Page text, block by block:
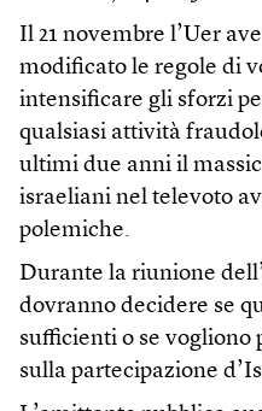
Il 21 novembre l’Uer
modificato le regole di
intensificare gli sforzi
qualsiasi attività
ultimi due anni il
israeliani nel televoto
polemiche.
Durante la riunione
dovranno decidere se
sufficienti o se vogliono
sulla partecipazione